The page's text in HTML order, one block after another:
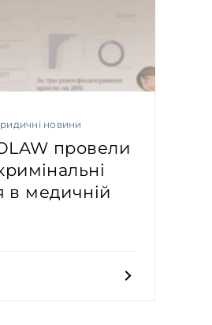
новини
провели
в медичній